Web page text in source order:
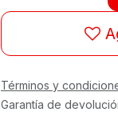
Términos y
Garantía de